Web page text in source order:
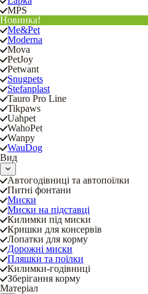
MPS
Новинка!
Me&Pet
Moderna
Mova
PetJoy
Petwant
Snugpets
Stefanplast
Tauro Pro Line
Tikpaws
Uahpet
WahoPet
Wanpy
WauDog
Вид
Автогодівниці та автопоїлки
Питні фонтани
Миски
Миски на підставці
Килимки під миски
Кришки для консервів
Лопатки для корму
Дорожні миски
Пляшки та поїлки
Килимки-годівниці
Зберігання корму
Матеріал